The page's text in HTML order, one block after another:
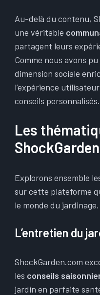
Au-delà du contenu,
une véritable
partagent leurs
Comme nous avons
dimension sociale
l’expérience
conseils personnalisés.
Les
Explorons ensemble
sur cette plateforme
le monde du jardinage.
L’entretien du
ShockGarden.com
les conseils
jardin en parfaite